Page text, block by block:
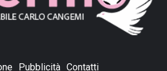
Pubblicità Contatti